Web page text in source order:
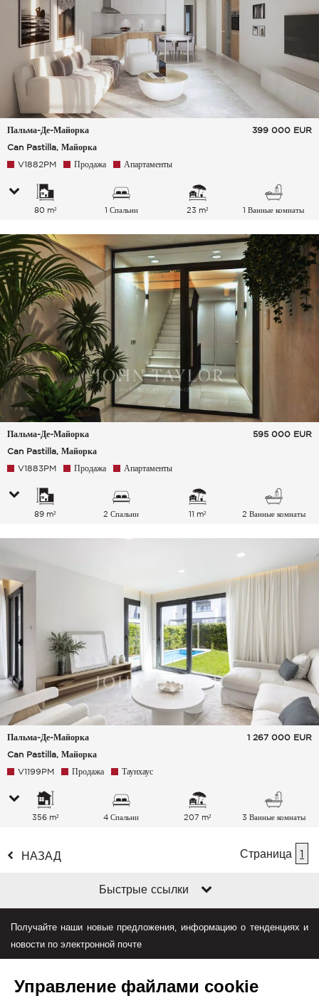
Пальма-Де-Майорка
Can Pastilla, Майорка
399 000 EUR
V1882PM Продажа Апартаменты
80 m² 1 Спальни 23 m² 1 Ванные комнаты
Пальма-Де-Майорка
Can Pastilla, Майорка
595 000 EUR
V1883PM Продажа Апартаменты
89 m² 2 Спальни 11 m² 2 Ванные комнаты
Пальма-Де-Майорка
Can Pastilla, Майорка
1 267 000 EUR
V1199PM Продажа Таунхаус
356 m² 4 Спальни 207 m² 3 Ванные комнаты
НАЗАД Страница 1
Быстрые ссылки
Получайте наши новые предложения, информацию о тенденциях и
новости по электронной почте
Управление файлами cookie